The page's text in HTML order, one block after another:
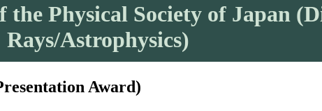
Physical Society of Japan
Rays/Astrophysics)
Award)